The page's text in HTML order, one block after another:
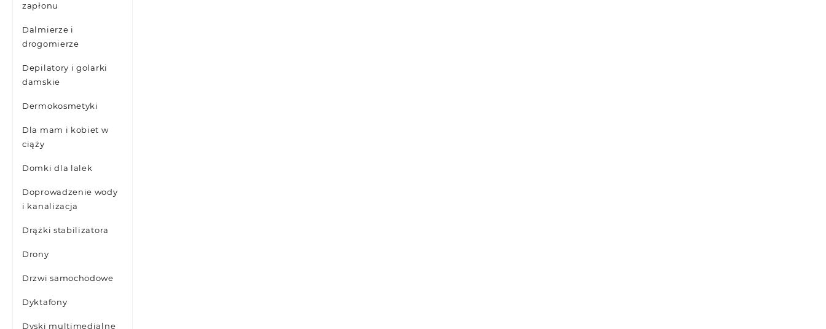
zapłonu
Dalmierze i
drogomierze
Depilatory i golarki
damskie
Dermokosmetyki
Dla mam i kobiet w
ciąży
Domki dla lalek
Doprowadzenie wody
i kanalizacja
Drążki stabilizatora
Drony
Drzwi samochodowe
Dyktafony
Dyski multimedialne